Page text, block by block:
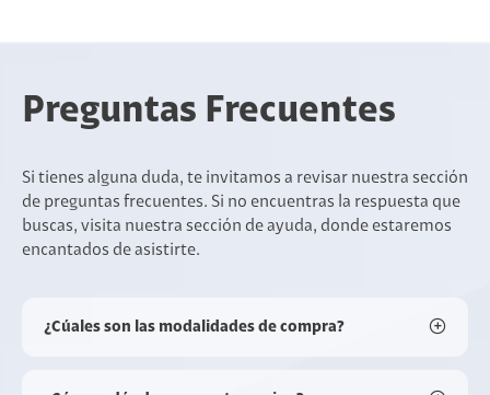
Preguntas Frecuentes
Si tienes alguna duda, te invitamos a revisar nuestra sección
de preguntas frecuentes. Si no encuentras la respuesta que
buscas, visita nuestra sección de ayuda, donde estaremos
encantados de asistirte.
¿Cúales son las modalidades de compra?